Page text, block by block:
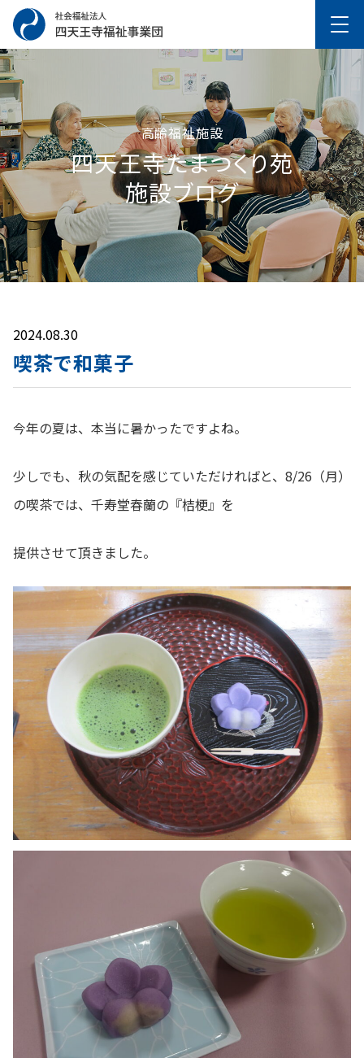
高齢福祉施設
四天王寺たまつくり苑
施設ブログ
2024.08.30
喫茶で和菓子
今年の夏は、本当に暑かったですよね。
少しでも、秋の気配を感じていただければと、8/26（月）
の喫茶では、千寿堂春蘭の『桔梗』を
提供させて頂きました。